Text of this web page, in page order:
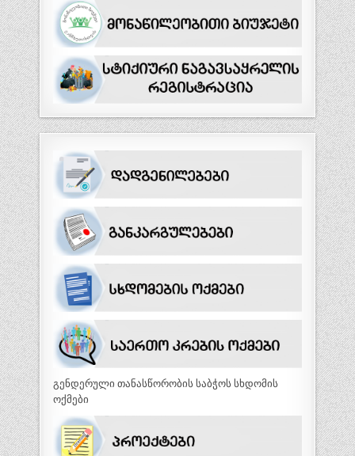
გენდერული თანასწორობის საბჭოს სხდომის
ოქმები